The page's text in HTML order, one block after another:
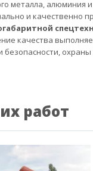
металла, алюминия
и качественно
качества
работ